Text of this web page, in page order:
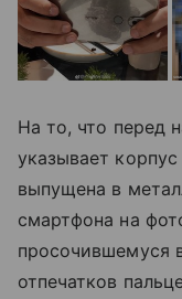
На то, что перед
указывает
выпущена в
смартфона на
просочившемуся
отпечатков